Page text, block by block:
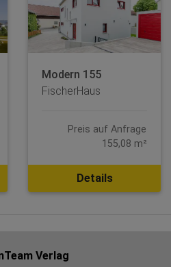
Modern 155
FischerHaus
Preis auf Anfrage
155,08 m²
Details
Verlag